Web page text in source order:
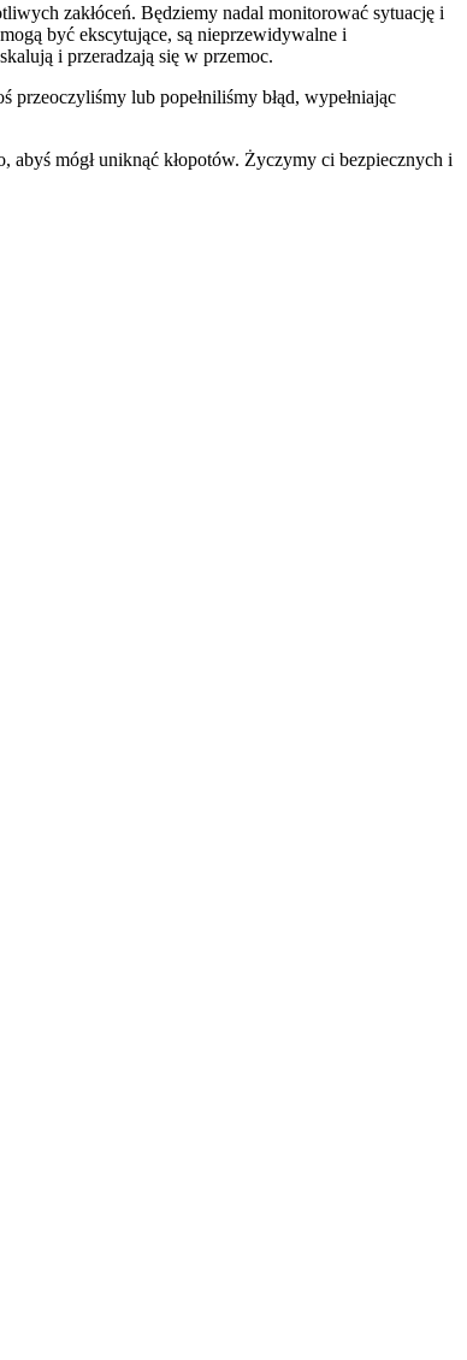
zakłóceń. Będziemy nadal monitorować sytuację i
być ekscytujące, są nieprzewidywalne i
i przeradzają się w przemoc.
przeoczyliśmy lub popełniliśmy błąd, wypełniając
mógł uniknąć kłopotów. Życzymy ci bezpiecznych i